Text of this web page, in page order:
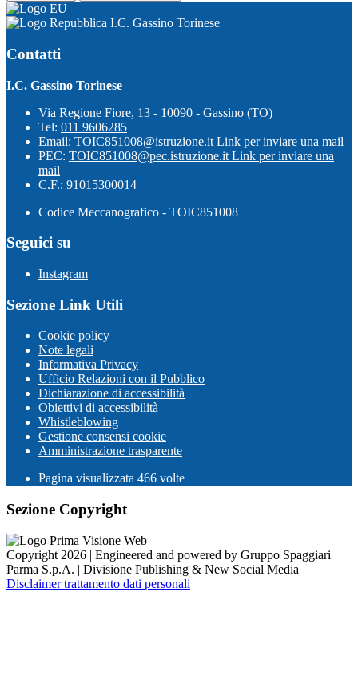
I.C. Gassino Torinese
Contatti
I.C. Gassino Torinese
Via Regione Fiore, 13 - 10090 - Gassino (TO)
Tel: 011 9606285
Email: TOIC851008@istruzione.it Link per inviare una mail
PEC: TOIC851008@pec.istruzione.it Link per inviare una
mail
C.F.: 91015300014
Codice Meccanografico - TOIC851008
Seguici su
Instagram
Sezione Link Utili
Cookie policy
Note legali
Informativa Privacy
Ufficio Relazioni con il Pubblico
Dichiarazione di accessibilità
Obiettivi di accessibilità
Whistleblowing
Gestione consensi cookie
Amministrazione trasparente
Pagina visualizzata 466 volte
Sezione Copyright
Copyright 2026 | Engineered and powered by Gruppo Spaggiari
Parma S.p.A. | Divisione Publishing & New Social Media
Disclaimer trattamento dati personali